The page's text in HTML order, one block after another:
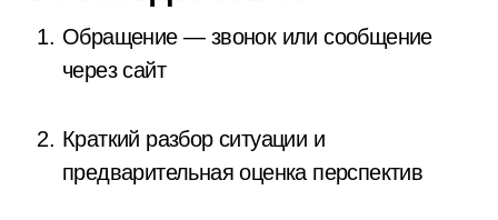
Обращение — звонок или сообщение
через сайт
Краткий разбор ситуации и
предварительная оценка перспектив